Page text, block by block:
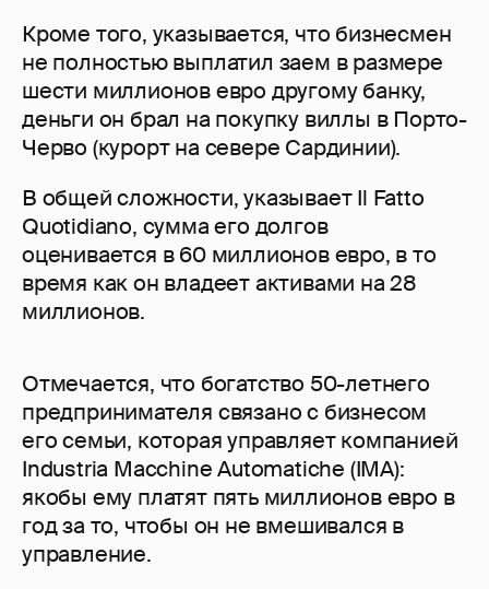
Кроме того, указывается, что бизнесмен
не полностью выплатил заем в размере
шести миллионов евро другому банку,
деньги он брал на покупку виллы в Порто-
Черво (курорт на севере Сардинии).
В общей сложности, указывает Il Fatto
Quotidiano, сумма его долгов
оценивается в 60 миллионов евро, в то
время как он владеет активами на 28
миллионов.
Отмечается, что богатство 50-летнего
предпринимателя связано с бизнесом
его семьи, которая управляет компанией
Industria Macchine Automatiche (IMA):
якобы ему платят пять миллионов евро в
год за то, чтобы он не вмешивался в
управление.